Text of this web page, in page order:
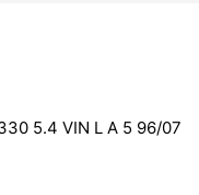
5.4 VIN L A 5 96/07